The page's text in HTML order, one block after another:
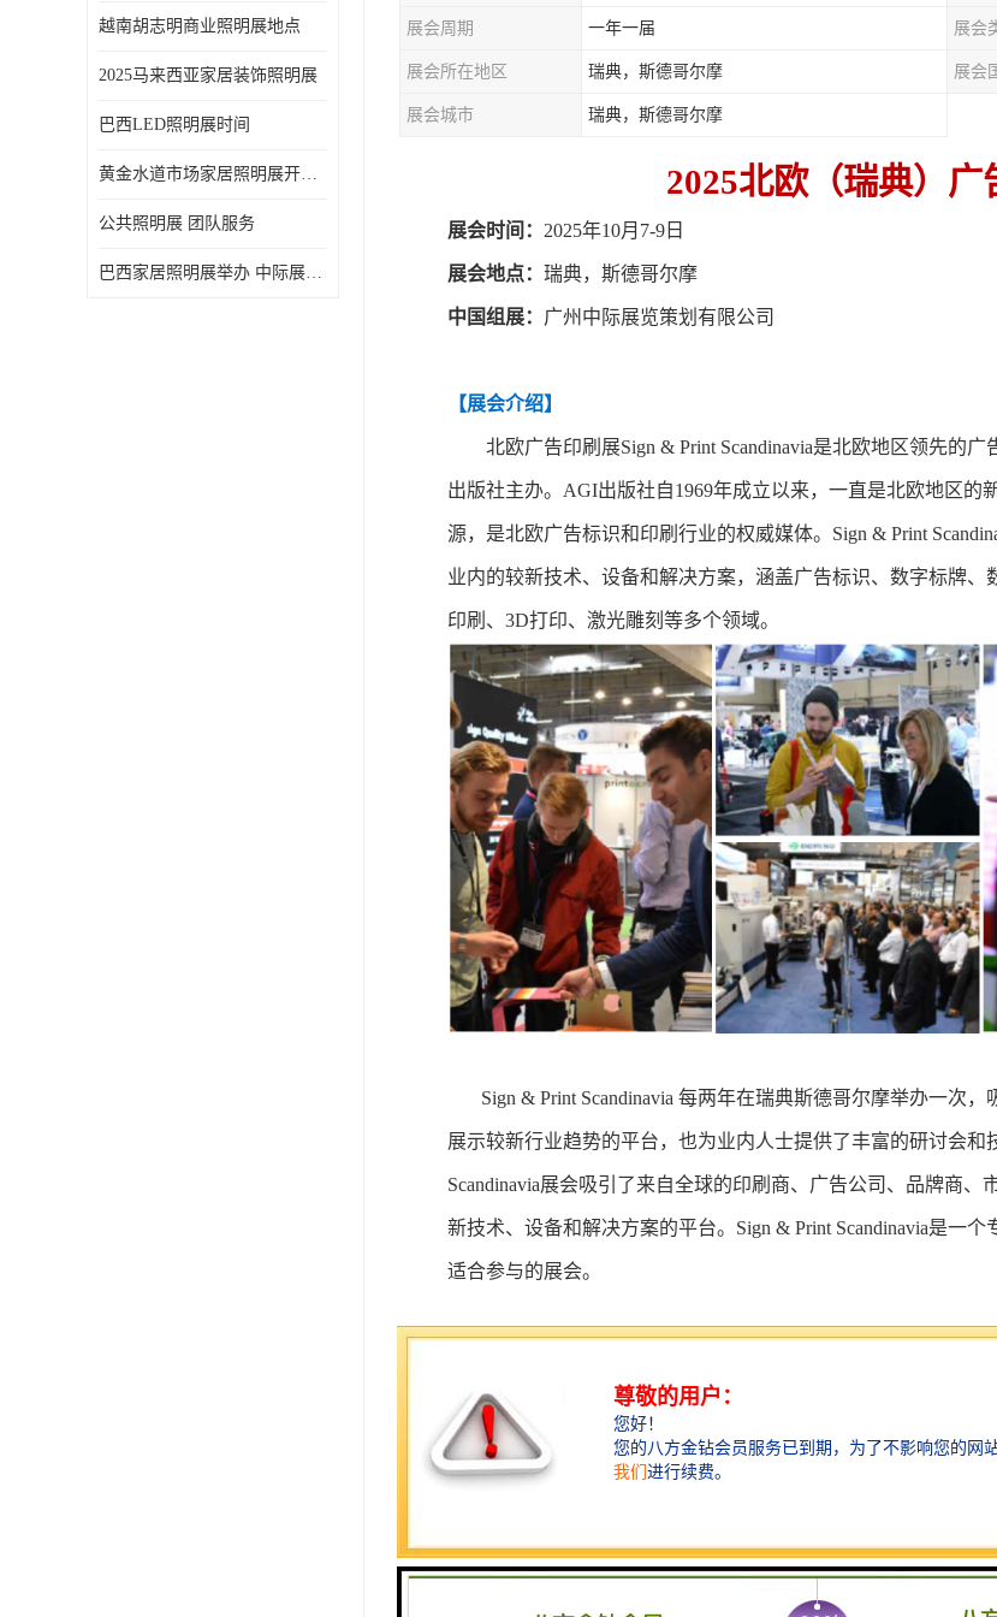
越南胡志明商业照明展地点
2025马来西亚家居装饰照明展
巴西LED照明展时间
黄金水道市场家居照明展开展时间 20年外展服务经验 LED-LIGHT MALAYSIA
公共照明展 团队服务
巴西家居照明展举办 中际展览 20年服务经验
展会周期 一年一届 展会
展会所在地区 瑞典，斯德哥尔摩 展会
展会城市 瑞典，斯德哥尔摩
2025北欧（瑞典）
展会时间： 2025年10月7-9日
展会地点： 瑞典，斯德哥尔摩
中国组展： 广州中际展览策划有限公司
【展会介绍】
北欧广告印刷展Sign & Print Scandinavia是北欧地区领先的广
出版社主办。 AGI出版社自1969年成立以来，一直是北欧地区
源， 是北欧广告标识和印刷行业的权威媒体。 Sign & Print
业内的较新技术、设备和解决方案，涵盖广告标识、 数字标牌、
印刷、 3D打印、激光雕刻等多个领域。
Sign & Print Scandinavia 每两年在瑞典斯德哥尔摩举办一次
展示较新行业趋势的平台，也为业内人士提供了丰富的研讨会和
Scandinavia展会吸引了来自全球的印刷商、广告公司、品牌商
新技术、设备和解决方案的平台。Sign & Print Scandinavia是一
适合参与的展会。
✅ 拓展北欧市场——直面瑞典、挪威、丹麦、芬兰等北欧国家的
✅ 行业聚焦——与全球印刷商、广告公司、品牌商、技术供应商
✅ 展示较新技术——提供产品演示、技术交流和行业趋势分享的
✅ 市场导向性强——展会紧跟行业趋势，关注可持续发展和智能